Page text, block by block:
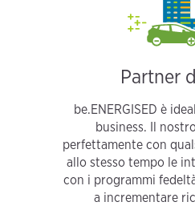
Partner
be.ENERGISED è
business. Il
perfettamente con
allo stesso tempo le
con i programmi
a incrementare